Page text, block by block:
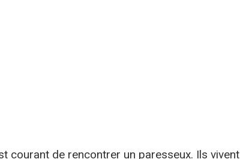
courant de rencontrer un paresseux. Ils vivent